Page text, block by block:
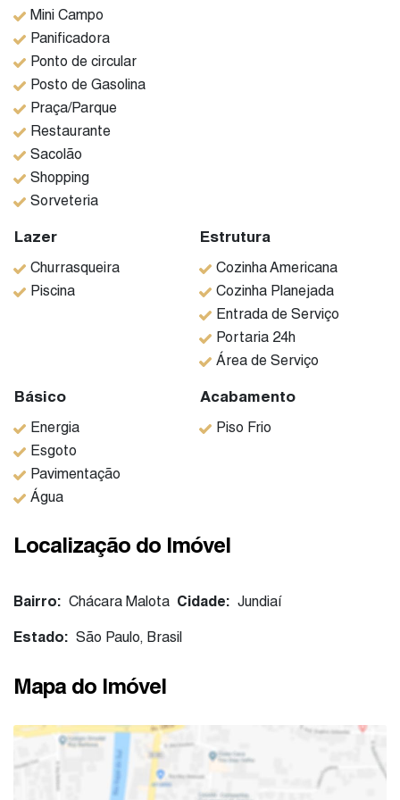
área para comemorações familiar, com churrasqueira,
forno de pizza, espaço de jogos, redes e uma cozinha
americana para almoço e tomar um maravilhoso drinque
E para as comemorações continuarem atrativas ainda
temos 2 dormitórios ( 1 suíte ) e mais banheiro
independente.
Canil, pontos para ar condicionado, aquecedor solar, 6
Mini Campo
Panificadora
Ponto de circular
Posto de Gasolina
Praça/Parque
Restaurante
Sacolão
Shopping
Sorveteria
Lazer
Churrasqueira
Piscina
Estrutura
Cozinha Americana
Cozinha Planejada
Entrada de Serviço
Portaria 24h
Área de Serviço
Básico
Energia
Esgoto
Pavimentação
Água
Acabamento
Piso Frio
Localização do Imóvel
Bairro: Chácara Malota Cidade: Jundiaí
Estado: São Paulo, Brasil
Mapa do Imóvel